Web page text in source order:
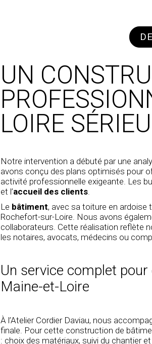
UN
LOIRE
Notre intervention a débuté par une
avons conçu des plans optimisés pour
activité professionnelle exigeante. Les
et l’accueil des clients
Le bâtiment, avec sa toiture en ardoise
Rochefort-sur-Loire. Nous avons
collaborateurs. Cette réalisation reflète
les notaires, avocats, médecins ou
Un service complet
Maine-et-Loire
À l’Atelier Cordier Daviau, nous
finale. Pour cette construction de
: choix des matériaux, suivi du chantieret